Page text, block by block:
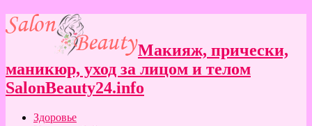
Макияж, прически,
маникюр, уход за лицом и телом
SalonBeauty24.info
Здоровье